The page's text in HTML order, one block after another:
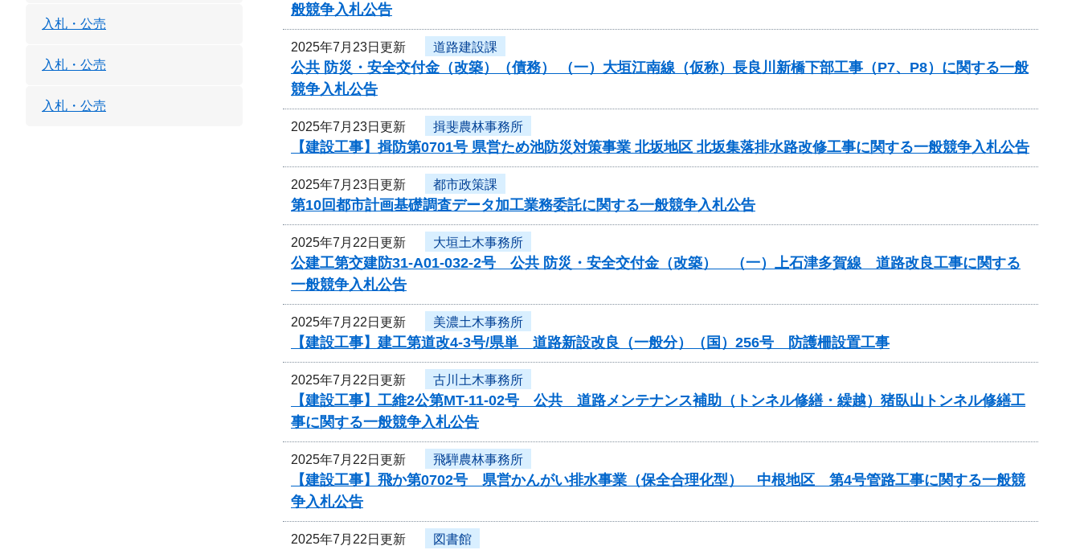
般競争入札公告
2025年7月23日更新 道路建設課
公共 防災・安全交付金（改築）（債務） （一）大垣江南線（仮称）長良川新橋下部工事（P7、P8）に関する一般
競争入札公告
2025年7月23日更新 揖斐農林事務所
【建設工事】揖防第0701号 県営ため池防災対策事業 北坂地区 北坂集落排水路改修工事に関する一般競争入札公告
2025年7月23日更新 都市政策課
第10回都市計画基礎調査データ加工業務委託に関する一般競争入札公告
2025年7月22日更新 大垣土木事務所
公建工第交建防31-A01-032-2号 公共 防災・安全交付金（改築） （一）上石津多賀線 道路改良工事に関する
一般競争入札公告
2025年7月22日更新 美濃土木事務所
【建設工事】建工第道改4-3号/県単 道路新設改良（一般分）（国）256号 防護柵設置工事
2025年7月22日更新 古川土木事務所
【建設工事】工維2公第MT-11-02号 公共 道路メンテナンス補助（トンネル修繕・繰越）猪臥山トンネル修繕工
事に関する一般競争入札公告
2025年7月22日更新 飛騨農林事務所
【建設工事】飛か第0702号 県営かんがい排水事業（保全合理化型） 中根地区 第4号管路工事に関する一般競
争入札公告
2025年7月22日更新 図書館
入札・公売
入札・公売
入札・公売